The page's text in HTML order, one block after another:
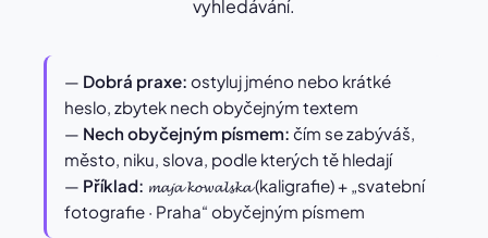
vyhledávání.
— Dobrá praxe: ostyluj jméno nebo krátké
heslo, zbytek nech obyčejným textem
— Nech obyčejným písmem: čím se zabýváš,
město, niku, slova, podle kterých tě hledají
— Příklad: 𝓶𝓪𝓳𝓪 𝓴𝓸𝔀𝓪𝓵𝓼𝓴𝓪 (kaligrafie) + „svatební
fotografie · Praha“ obyčejným písmem